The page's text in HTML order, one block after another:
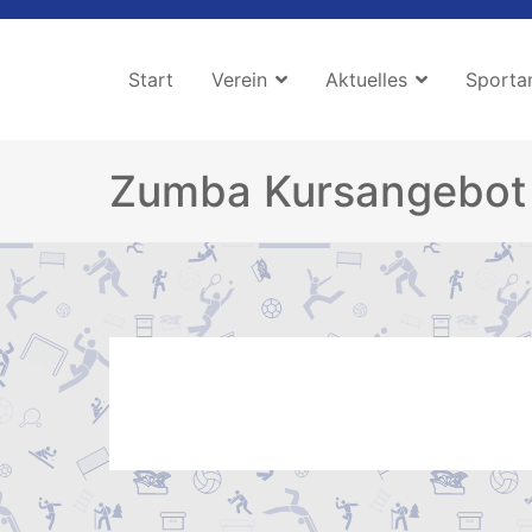
Zum
Start Verein Aktuelles
Zumba Kursangebot